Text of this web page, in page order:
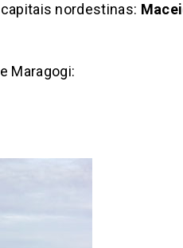
nordestinas:
Maragogi: